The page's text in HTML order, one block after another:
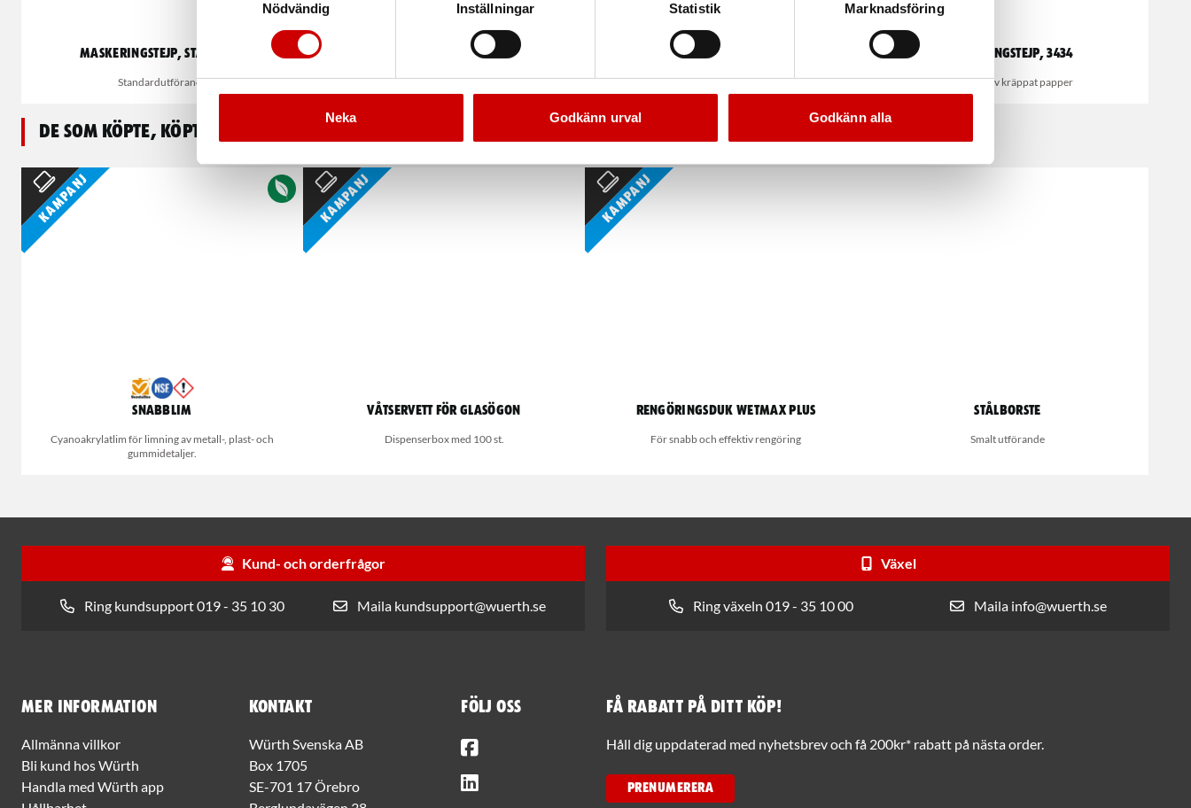
Nödvändig
Inställningar Statistik Marknadsföring
Neka Godkänn urval Godkänn alla
Maskeringstejp, standard
Standardutförande
Maskeringstejp, precision
Av japanskt tunt rispapper
Byggtejp, räfflad
Räfflad skyddstejp
Maskeringstejp, 3434
3M 3434, av kräppat papper
De som köpte, köpte även
Kampanj
Snabblim
Cyanoakrylatlim för limning av metall-, plast- och
gummidetaljer.
Kampanj
Våtservett för glasögon
Dispenserbox med 100 st.
Kampanj
Rengöringsduk Wetmax Plus
För snabb och effektiv rengöring
Stålborste
Smalt utförande
Kund- och orderfrågor
Ring kundsupport 019 - 35 10 30 Maila kundsupport@wuerth.se
Växel
Ring växeln 019 - 35 10 00 Maila info@wuerth.se
Mer information
Allmänna villkor
Bli kund hos Würth
Handla med Würth app
Kontakt
Würth Svenska AB
Box 1705
SE-701 17 Örebro
Följ oss Få rabatt på ditt köp!
Håll dig uppdaterad med nyhetsbrev och få 200kr* rabatt på nästa order.
PRENUMERERA